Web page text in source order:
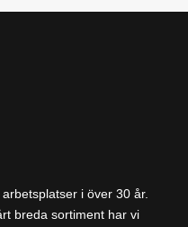
i över 30 år.
breda sortiment har vi